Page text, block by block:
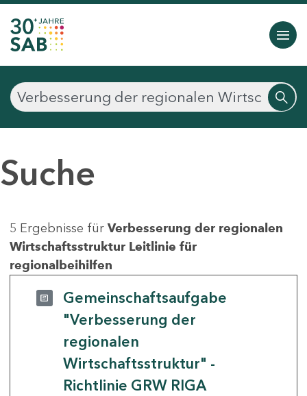
Suche
5 Ergebnisse für Verbesserung der regionalen
Wirtschaftsstruktur Leitlinie für
regionalbeihilfen
Gemeinschaftsaufgabe
"Verbesserung der
regionalen
Wirtschaftsstruktur" -
Richtlinie GRW RIGA